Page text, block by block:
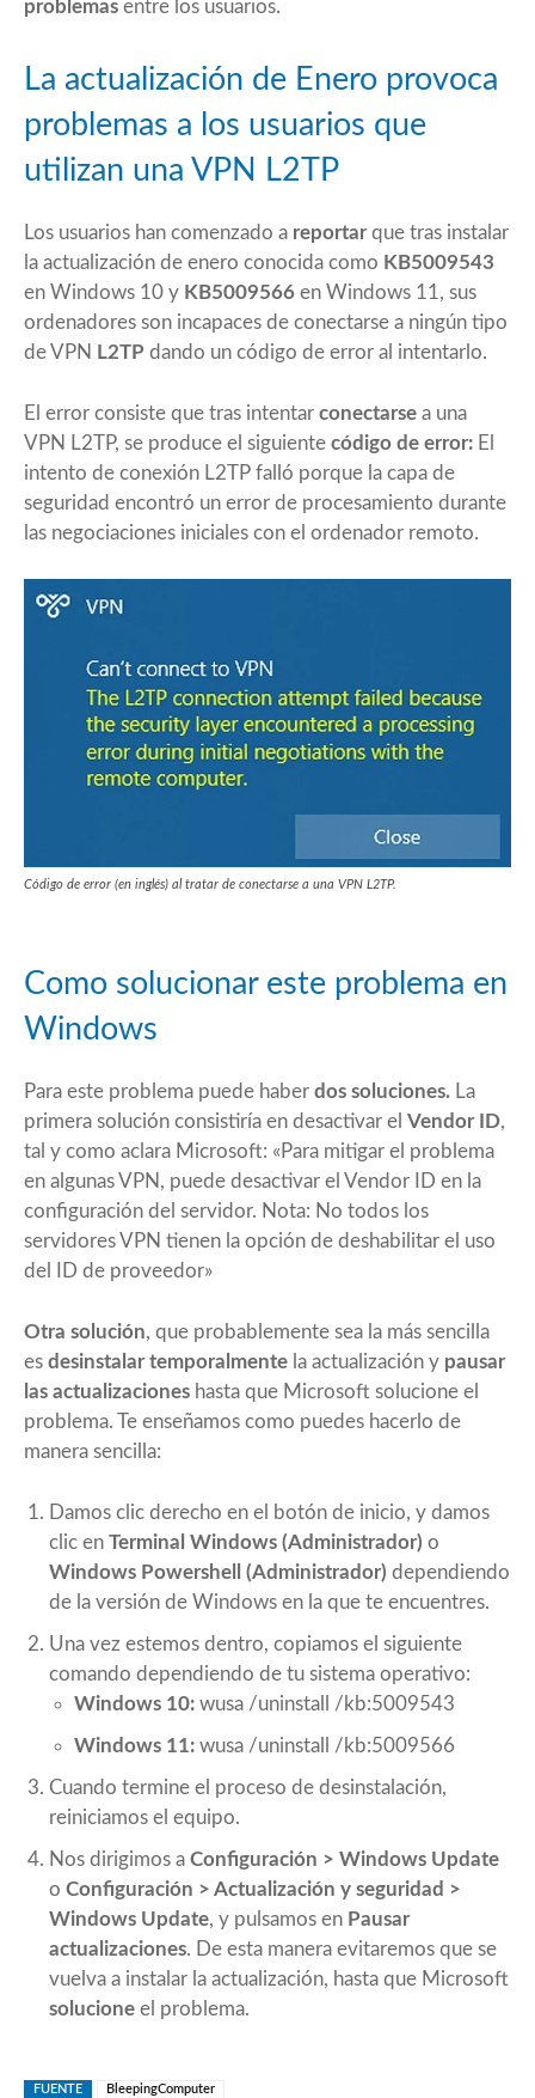
problemas entre los usuarios.
La actualización de Enero provoca
problemas a los usuarios que
utilizan una VPN L2TP
Los usuarios han comenzado a reportarque tras instalar
la actualización de enero conocida como KB5009543
en Windows 10 y KB5009566 en Windows 11, sus
ordenadores son incapaces de conectarse a ningún tipo
de VPN L2TP dando un código de error al intentarlo.
El error consiste que tras intentar conectarse a una
VPN L2TP, se produce el siguiente código de error: El
intento de conexión L2TP falló porque la capa de
seguridad encontró un error de procesamiento durante
las negociaciones iniciales con el ordenador remoto.
Código de error (en inglés) al tratar de conectarse a una VPN L2TP.
Como solucionar este problema en
Windows
Para este problema puede haber dos soluciones. La
primera solución consistiría en desactivar el Vendor ID,
tal y como aclara Microsoft: «Para mitigar el problema
en algunas VPN, puede desactivar el Vendor ID en la
configuración del servidor. Nota: No todos los
servidores VPN tienen la opción de deshabilitar el uso
del ID de proveedor»
Otra solución, que probablemente sea la más sencilla
es desinstalar temporalmente la actualización y pausar
las actualizaciones hasta que Microsoft solucione el
problema. Te enseñamos como puedes hacerlo de
manera sencilla:
Damos clic derecho en el botón de inicio, y damos
clic en Terminal Windows (Administrador) o
Windows Powershell (Administrador) dependiendo
de la versión de Windows en la que te encuentres.
Una vez estemos dentro, copiamos el siguiente
comando dependiendo de tu sistema operativo:
Windows 10: wusa /uninstall /kb:5009543
Windows 11: wusa /uninstall /kb:5009566
Cuando termine el proceso de desinstalación,
reiniciamos el equipo.
Nos dirigimos a Configuración > Windows Update
o Configuración > Actualización y seguridad >
Windows Update, y pulsamos en Pausar
actualizaciones. De esta manera evitaremos que se
vuelva a instalar la actualización, hasta que Microsoft
solucione el problema.
FUENTE BleepingComputer